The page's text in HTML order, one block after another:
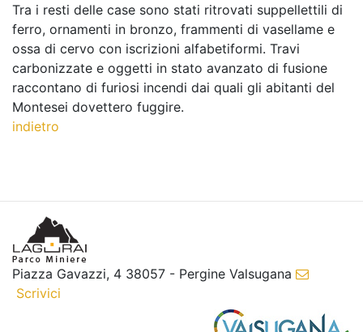
Tra i resti delle case sono stati ritrovati suppellettili di
ferro, ornamenti in bronzo, frammenti di vasellame e
ossa di cervo con iscrizioni alfabetiformi. Travi
carbonizzate e oggetti in stato avanzato di fusione
raccontano di furiosi incendi dai quali gli abitanti del
Montesei dovettero fuggire.
indietro
Piazza Gavazzi, 4 38057 - Pergine Valsugana
Scrivici